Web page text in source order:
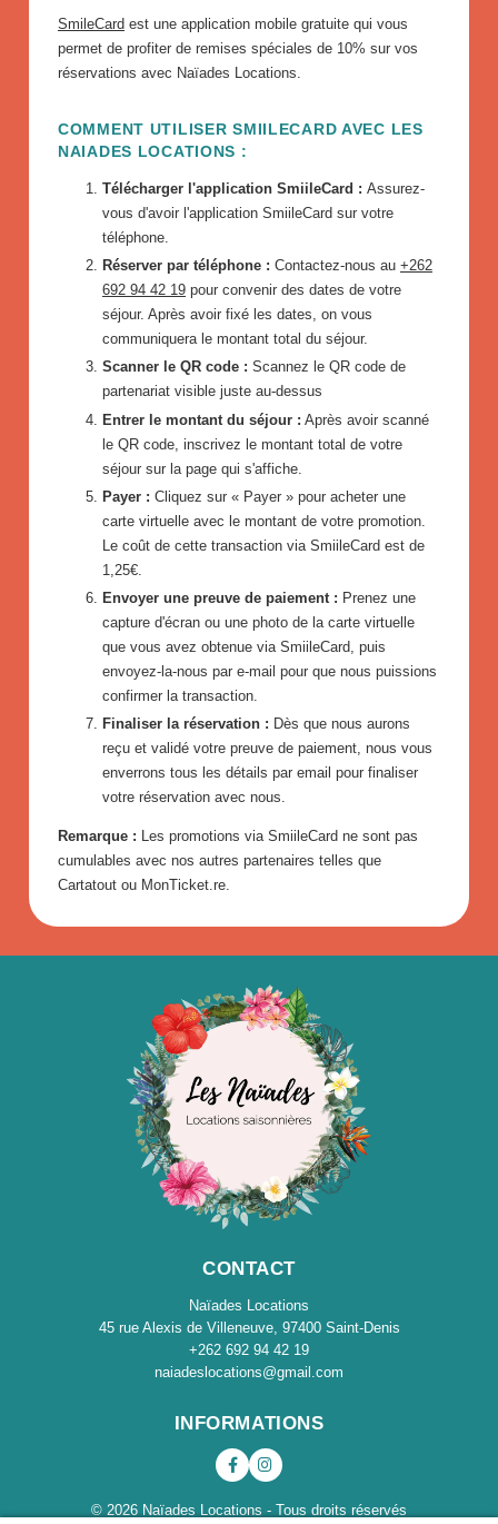
SmileCard est une application mobile gratuite qui vous
permet de profiter de remises spéciales de 10% sur vos
réservations avec Naïades Locations.
COMMENT UTILISER SMIILECARD AVEC LES
NAIADES LOCATIONS :
Télécharger l'application SmiileCard : Assurez-
vous d'avoir l'application SmiileCard sur votre
téléphone.
Réserver par téléphone : Contactez-nous au +262
692 94 42 19 pour convenir des dates de votre
séjour. Après avoir fixé les dates, on vous
communiquera le montant total du séjour.
Scanner le QR code : Scannez le QR code de
partenariat visible juste au-dessus
Entrer le montant du séjour : Après avoir scanné
le QR code, inscrivez le montant total de votre
séjour sur la page qui s'affiche.
Payer : Cliquez sur « Payer » pour acheter une
carte virtuelle avec le montant de votre promotion.
Le coût de cette transaction via SmiileCard est de
1,25€.
Envoyer une preuve de paiement : Prenez une
capture d'écran ou une photo de la carte virtuelle
que vous avez obtenue via SmiileCard, puis
envoyez-la-nous par e-mail pour que nous puissions
confirmer la transaction.
Finaliser la réservation : Dès que nous aurons
reçu et validé votre preuve de paiement, nous vous
enverrons tous les détails par email pour finaliser
votre réservation avec nous.
Remarque : Les promotions via SmiileCard ne sont pas
cumulables avec nos autres partenaires telles que
Cartatout ou MonTicket.re.
CONTACT
Naïades Locations
45 rue Alexis de Villeneuve, 97400 Saint-Denis
+262 692 94 42 19
naiadeslocations@gmail.com
INFORMATIONS
© 2026 Naïades Locations - Tous droits réservés